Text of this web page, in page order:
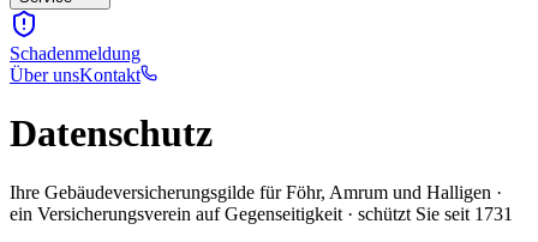
Schadenmeldung
Über unsKontakt
Datenschutz
Ihre Gebäudeversicherungsgilde für Föhr, Amrum und Halligen ·
ein Versicherungsverein auf Gegenseitigkeit · schützt Sie seit 1731